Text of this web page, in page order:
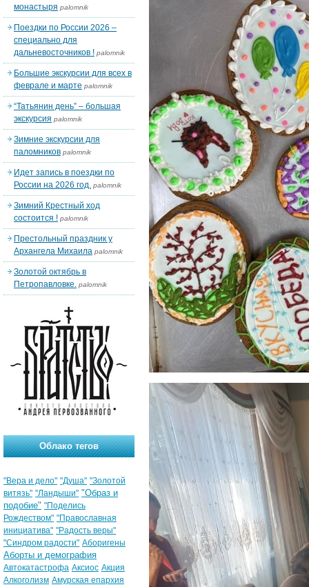
монастыря palomnik
Поездки по России 2026 –
специально для
дальневосточников ! palomnik
Большие экскурсии для всех в
феврале и марте palomnik
“Татьянин день” – большая
экскурсия palomnik
Зимние экскурсии для
паломников palomnik
Идет запись в поездки по
России на 2026 год. palomnik
Зимний Крестный ход
состоится ! palomnik
Престольный праздник у
Архангела Михаила palomnik
Золотой октябрь в
Петропавловке. palomnik
Облако тегов
"Вера и дело" "Душа" "Золотой
витязь" "Ландыши" "Образ и
подобие" "Поделись
Рождеством" "Православная
инициатива" "Радость веры"
"Синдром радости" Аборигены
Аборты и демография
Автокатастрофа Аксиос Акция
Алкоголизм Амурская епархия